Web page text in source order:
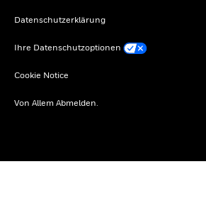
Datenschutzerklärung
Ihre Datenschutzoptionen
Cookie Notice
Von Allem Abmelden.